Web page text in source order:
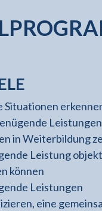
Situationen
in Weiterbildung
Leistung
können
Leistungen
eine